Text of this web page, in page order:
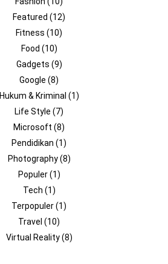
Featured (12)
Fitness (10)
Food (10)
Gadgets (9)
Google (8)
Hukum & Kriminal (1)
Life Style (7)
Microsoft (8)
Pendidikan (1)
Photography(8)
Populer(1)
Tech (1)
Terpopuler(1)
Travel (10)
Virtual Reality(8)